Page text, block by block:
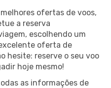
ofertas de voos,
a reserva
escolhendo um
oferta de
hesite: reserve o seu voo
hoje mesmo!
as informações de